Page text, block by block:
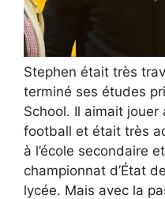
Stephen était très
terminé ses études
School. Il aimait
football et était très
à l’école secondaire
championnat d’État
lycée. Mais avec la